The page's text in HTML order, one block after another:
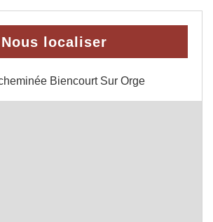
Nous localiser
Biencourt Sur Orge